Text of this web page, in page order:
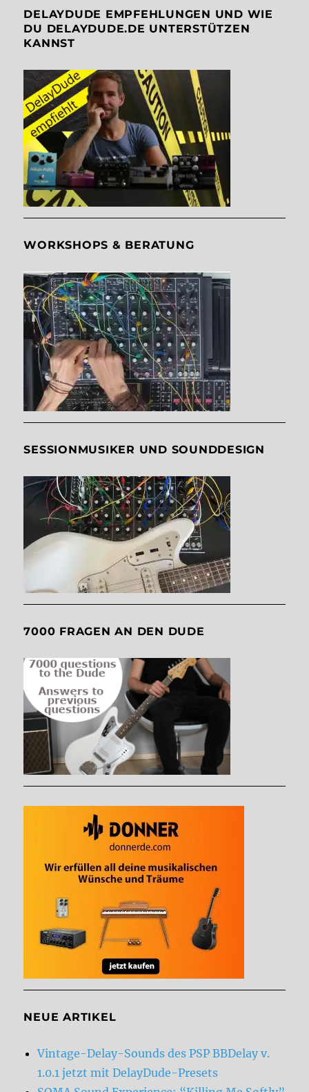
DELAYDUDE EMPFEHLUNGEN UND WIE
DU DELAYDUDE.DE UNTERSTÜTZEN
KANNST
WORKSHOPS & BERATUNG
SESSIONMUSIKER UND SOUNDDESIGN
7000 FRAGEN AN DEN DUDE
NEUE ARTIKEL
Vintage-Delay-Sounds des PSP BBDelay v.
1.0.1 jetzt mit DelayDude-Presets